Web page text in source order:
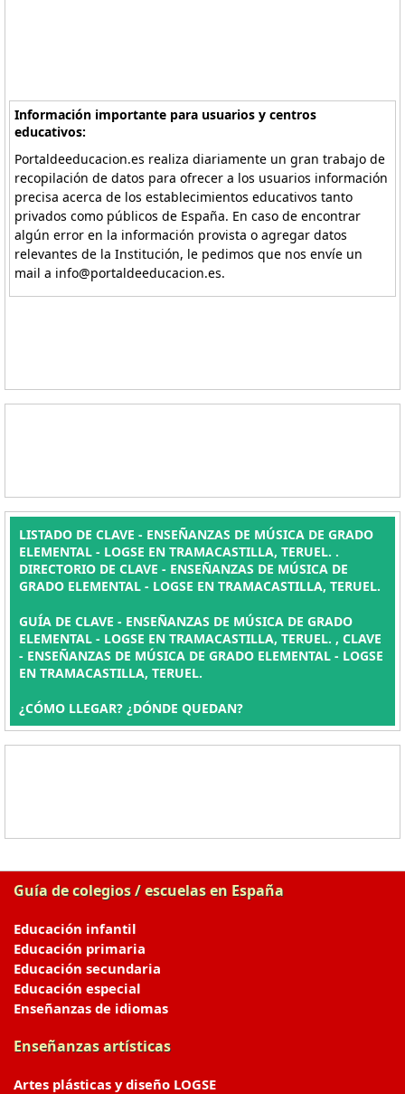
Información importante para usuarios y centros
educativos:
Portaldeeducacion.es realiza diariamente un gran trabajo de
recopilación de datos para ofrecer a los usuarios información
precisa acerca de los establecimientos educativos tanto
privados como públicos de España. En caso de encontrar
algún error en la información provista o agregar datos
relevantes de la Institución, le pedimos que nos envíe un
mail a info@portaldeeducacion.es.
LISTADO DE CLAVE - ENSEÑANZAS DE MÚSICA DE GRADO
ELEMENTAL - LOGSE EN TRAMACASTILLA, TERUEL. .
DIRECTORIO DE CLAVE - ENSEÑANZAS DE MÚSICA DE
GRADO ELEMENTAL - LOGSE EN TRAMACASTILLA, TERUEL.
GUÍA DE CLAVE - ENSEÑANZAS DE MÚSICA DE GRADO
ELEMENTAL - LOGSE EN TRAMACASTILLA, TERUEL. , CLAVE
- ENSEÑANZAS DE MÚSICA DE GRADO ELEMENTAL - LOGSE
EN TRAMACASTILLA, TERUEL.
¿CÓMO LLEGAR? ¿DÓNDE QUEDAN?
Guía de colegios / escuelas en España
Educación infantil
Educación primaria
Educación secundaria
Educación especial
Enseñanzas de idiomas
Enseñanzas artísticas
Artes plásticas y diseño LOGSE